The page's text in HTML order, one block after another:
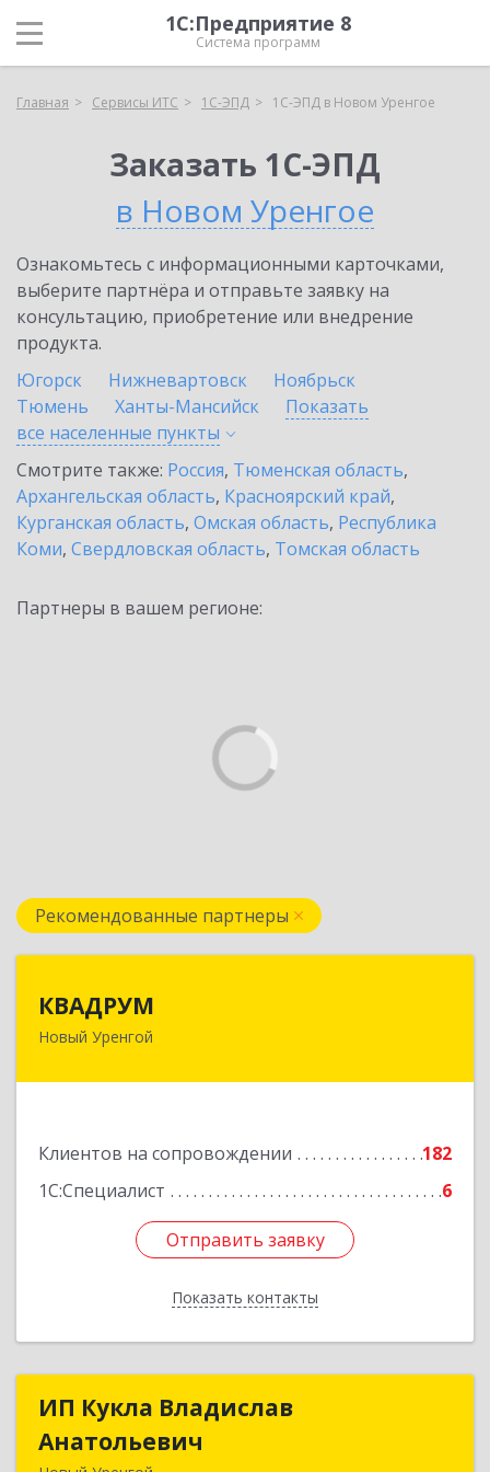
1С:Предприятие 8
Система программ
Главная Сервисы ИТС 1С-ЭПД 1С-ЭПД в Новом Уренгое
Заказать 1С-ЭПД
в Новом Уренгое
Ознакомьтесь с информационными карточками,
выберите партнёра и отправьте заявку на
консультацию, приобретение или внедрение
продукта.
Югорск
Нижневартовск
Ноябрьск
Тюмень
Ханты-Мансийск
Показать
все населенные пункты
Смотрите также: Россия, Тюменская область,
Архангельская область, Красноярский край,
Курганская область, Омская область, Республика
Коми, Свердловская область, Томская область
Партнеры в вашем регионе:
Рекомендованные партнеры
КВАДРУМ
Новый Уренгой
Клиентов на сопровождении
182
1С:Специалист
6
Отправить заявку
Показать контакты
629309, Ямало-Ненецкий АО, Новый Уренгой г,
Отправить заявку
Назад
ИП Кукла Владислав
Анатольевич
ИП Кукла Владислав